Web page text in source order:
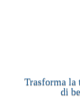
Trasforma
di